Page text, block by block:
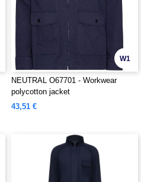
W1
NEUTRAL O67701 - Workwear
polycotton jacket
43,51 €